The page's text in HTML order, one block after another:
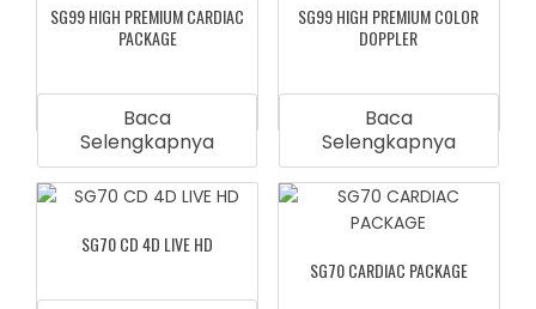
SG99 HIGH PREMIUM CARDIAC
PACKAGE
Baca
Selengkapnya
SG99 HIGH PREMIUM COLOR
DOPPLER
Baca
Selengkapnya
SG70 CD 4D LIVE HD
SG70 CARDIAC PACKAGE